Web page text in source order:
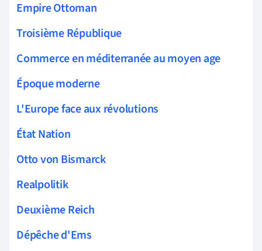
Empire Ottoman
Troisième République
Commerce en méditerranée au moyen age
Époque moderne
L'Europe face aux révolutions
État Nation
Otto von Bismarck
Realpolitik
Deuxième Reich
Dépêche d'Ems